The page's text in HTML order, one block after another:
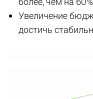
Увеличение
достичь